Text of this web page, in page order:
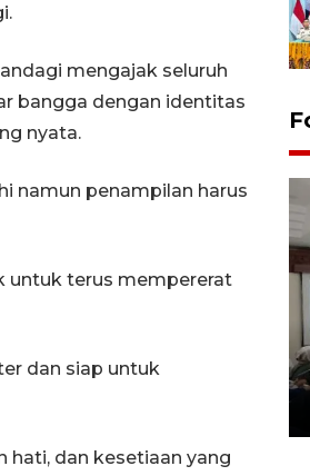
mengajak seluruh
bangga dengan identitas
nyata.
namun penampilan harus
untuk terus mempererat
dan siap untuk
hati, dan kesetiaan yang
XVII/Cenderawasih
15:11 WIB, 2022